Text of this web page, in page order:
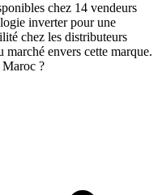
chez 14 vendeurs
inverter pour une
chez les distributeurs
envers cette marque.
?